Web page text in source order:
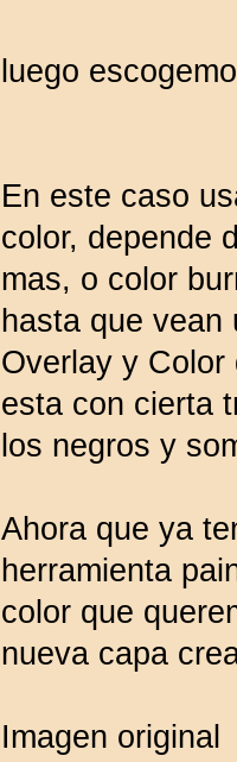
luego
En este caso
color, depende
mas, o color
hasta que vean
Overlay y
esta con cierta
los negros y
Ahora que ya
herramienta
color que
nueva capa
Imagen original